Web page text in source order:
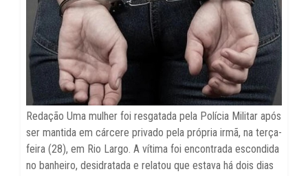
Redação Uma mulher foi resgatada pela Polícia Militar após
ser mantida em cárcere privado pela própria irmã, na terça-
feira (28), em Rio Largo. A vítima foi encontrada escondida
no banheiro, desidratada e relatou que estava há dois dias